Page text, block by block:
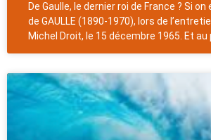
De Gaulle, le dernier roi de France ? Si
de GAULLE (1890-1970), lors de
Michel Droit, le 15 décembre 1965. Et au